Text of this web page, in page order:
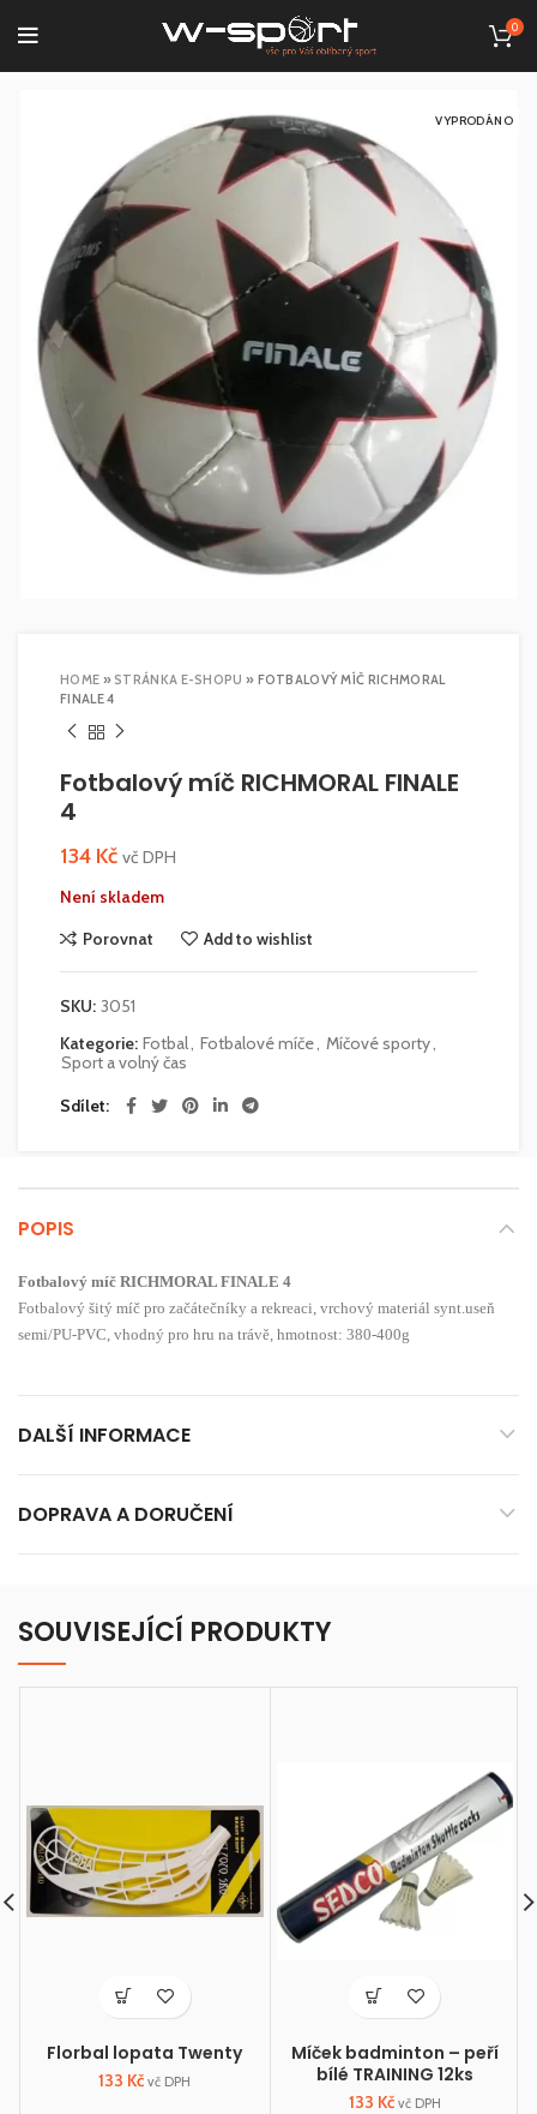
0
VYPRODÁNO
HOME » STRÁNKA E-SHOPU » FOTBALOVÝ MÍČ RICHMORAL
FINALE 4
Fotbalový míč RICHMORAL FINALE
4
134 Kč vč DPH
Není skladem
Porovnat
Add to wishlist
SKU: 3051
Kategorie: Fotbal, Fotbalové míče, Míčové sporty,
Sport a volný čas
Sdílet
POPIS
Fotbalový míč RICHMORAL FINALE 4
Fotbalový šitý míč pro začátečníky a rekreaci, vrchový materiál synt.useň
semi/PU-PVC, vhodný pro hru na trávě, hmotnost: 380-400g
DALŠÍ INFORMACE
DOPRAVA A DORUČENÍ
SOUVISEJÍCÍ PRODUKTY
Florbal lopata Twenty
133 Kč vč DPH
Míček badminton – peří
bílé TRAINING 12ks
133 Kč vč DPH